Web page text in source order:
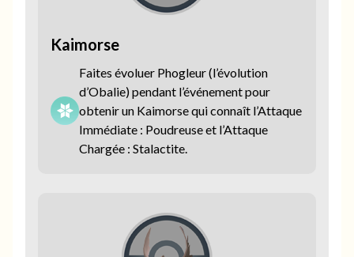
Kaimorse
Faites évoluer Phogleur (l’évolution
d’Obalie) pendant l’événement pour
obtenir un Kaimorse qui connaît l’Attaque
Immédiate : Poudreuse et l’Attaque
Chargée : Stalactite.